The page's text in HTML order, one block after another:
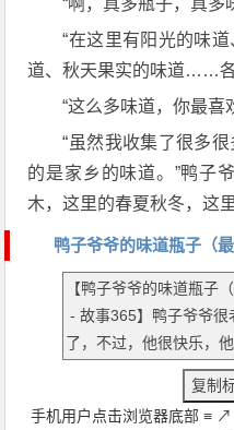
“啊，真多瓶子，真多
“在这里有阳光的味
道、秋天果实的味道……
“这么多味道，你最喜
“虽然我收集了很多
的是家乡的味道。”鸭子
木，这里的春夏秋冬，这
鸭子爷爷的味道瓶子（最
手机用户点击浏览器底部 ≡ ↗